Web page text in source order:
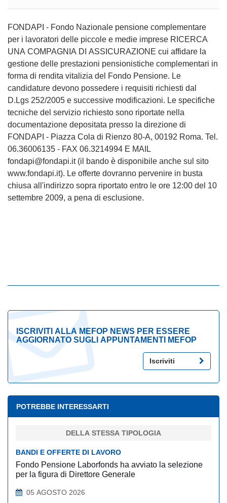
FONDAPI - Fondo Nazionale pensione complementare
per i lavoratori delle piccole e medie imprese RICERCA
UNA COMPAGNIA DI ASSICURAZIONE cui affidare la
gestione delle prestazioni pensionistiche complementari in
forma di rendita vitalizia del Fondo Pensione. Le
candidature devono possedere i requisiti richiesti dal
D.Lgs 252/2005 e successive modificazioni. Le specifiche
tecniche del servizio richiesto sono riportate nella
documentazione depositata presso la direzione di
FONDAPI - Piazza Cola di Rienzo 80-A, 00192 Roma. Tel.
06.36006135 - FAX 06.3214994 E MAIL
fondapi@fondapi.it (il bando è disponibile anche sul sito
www.fondapi.it). Le offerte dovranno pervenire in busta
chiusa all'indirizzo sopra riportato entro le ore 12:00 del 10
settembre 2009, a pena di esclusione.
ISCRIVITI ALLA MEFOP NEWS PER ESSERE
AGGIORNATO SUGLI APPUNTAMENTI MEFOP
Iscriviti
POTREBBE INTERESSARTI
DELLA STESSA TIPOLOGIA
BANDI E OFFERTE DI LAVORO
Fondo Pensione Laborfonds ha avviato la selezione
per la figura di Direttore Generale
05 AGOSTO 2026